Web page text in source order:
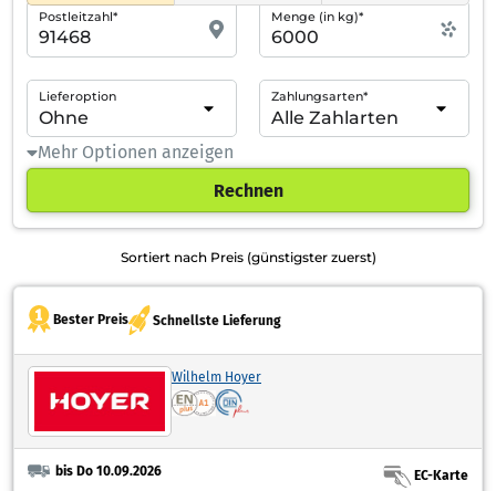
Postleitzahl* Menge (in kg)*
Lieferoption Zahlungsarten*
Mehr Optionen anzeigen
Rechnen
Sortiert nach Preis (günstigster zuerst)
Bester Preis Schnellste Lieferung
Wilhelm Hoyer
bis Do 10.09.2026
EC-Karte